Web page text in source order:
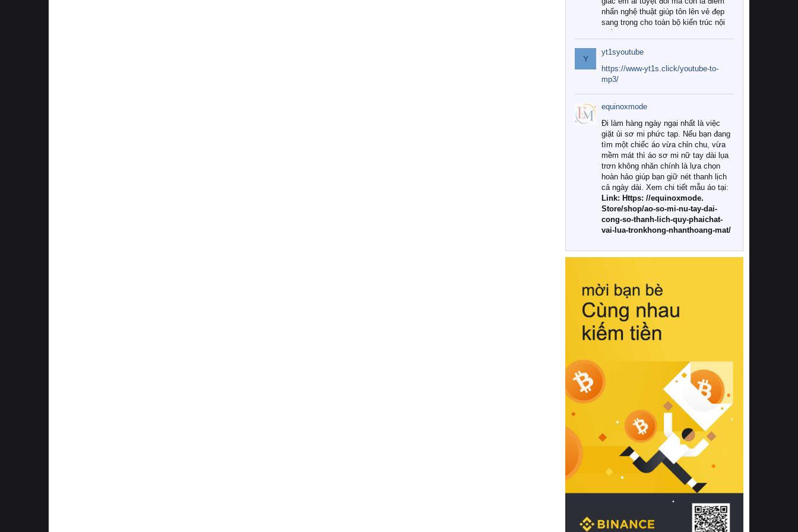
nhấn nghệ thuật giúp tôn lên vẻ đẹp
sang trọng cho toàn bộ kiến trúc nội
Tuy nhiên, giữa thị trường đa dạng
với vô vàn thương hiệu và mẫu mã
như hiện nay, làm thế nào để chọn
được những bộ chăn ga gối đệm cao
cấp thực sự chất lượng, phù hợp với
khí hậu và nhu cầu sử dụng của gia
đình? Hãy cùng chúng tôi đi tìm lời
giải đáp chi tiết qua bài viết dưới đây.
1. Tại sao các gia đình hiện đại lại ưa
chuộng chăn ga gối đệm cao cấp?
Khác với các dòng sản phẩm thông
thường, những bộ chăn ga gối đệm
cao cấp trải qua quy trình sản xuất
nghiêm ngặt từ khâu chọn lọc nguyên
liệu tự nhiên đến công nghệ dệt
nhuộm hiện đại không chứa hóa chất
này, bạn sẽ cảm nhận rõ rệt sự khác
hồi chuẩn xác của phần đệm nâng đỡ
cột sống.
Bên cạnh đó, việc lựa chọn các dòng
sản phẩm đạt chuẩn chất lượng quốc
tế còn giúp ngăn ngừa tình trạng kích
khuẩn và nấm mốc trong điều kiện
thời tiết nóng ẩm. Bạn có thể tìm hiểu
thêm các nghiên cứu khoa học về tác
động của giấc ngủ và môi trường
phòng ngủ đối với sức khỏe con
người tại Sleep Foundation (External
Link) để có cái nhìn toàn diện hơn.
2. Các tiêu chí vàng khi lựa chọn
chăn ga gối đệm cao cấp cho phòng
ngủ
Để sở hữu một bộ chăn ga gối đệm
cao cấp hoàn hảo cả về thẩm mỹ lẫn
công năng, người tiêu dùng cần cân
nhắc kỹ lưỡng các tiêu chí quan trọng
Y
yt1syoutube
https://www-yt1s.click/youtube-to-
mp3/
equinoxmode
Đi làm hàng ngày ngại nhất là việc
giặt ủi sơ mi phức tạp. Nếu bạn đang
tìm một chiếc áo vừa chỉn chu, vừa
mềm mát thì áo sơ mi nữ tay dài lụa
trơn không nhăn chính là lựa chọn
hoàn hảo giúp bạn giữ nét thanh lịch
cả ngày dài. Xem chi tiết mẫu áo tại:
Link: Https: //equinoxmode.
Store/shop/ao-so-mi-nu-tay-dai-
cong-so-thanh-lich-quy-phaichat-
vai-lua-tronkhong-nhanthoang-mat/